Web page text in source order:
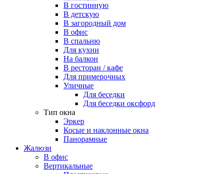
В гостинную
В детскую
В загородный дом
В офис
В спальню
Для кухни
На балкон
В ресторан / кафе
Для примерочных
Уличные
Для беседки
Для беседки оксфорд
Тип окна
Эркер
Косые и наклонные окна
Панорамные
Жалюзи
В офис
Вертикальные